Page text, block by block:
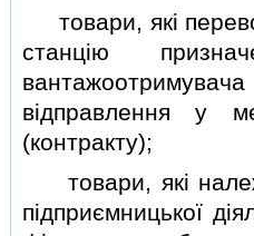
товари, якi
станцiю
вiдправлення у
(контракту);
товари, якi
пiдприємницької